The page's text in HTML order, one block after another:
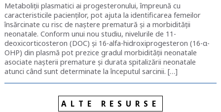
Metaboliții plasmatici ai progesteronului, împreună cu
caracteristicile pacienților, pot ajuta la identificarea femeilor
însărcinate cu risc de naștere prematură și a morbidității
neonatale. Conform unui nou studiu, nivelurile de 11-
deoxicorticosteron (DOC) și 16-alfa-hidroxiprogesteron (16-α-
OHP) din plasmă pot prezice gradul morbidității neonatale
asociate nașterii premature și durata spitalizării neonatale
atunci când sunt determinate la începutul sarcinii. […]
ALTE RESURSE